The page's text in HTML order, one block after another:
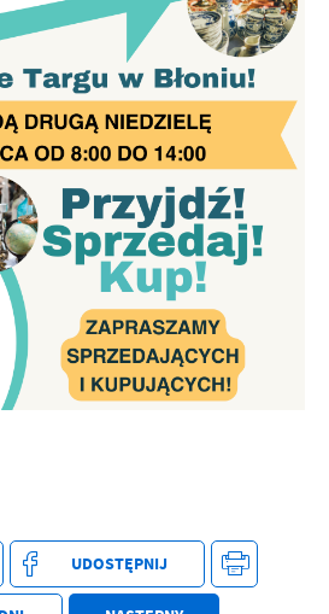
UDOSTĘPNIJ
pośredników prezentujących nasze
ofert, komunikatów mediów